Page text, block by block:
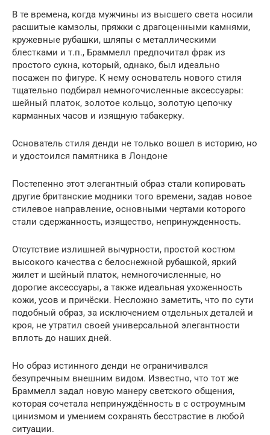
В те времена, когда мужчины из высшего света носили
расшитые камзолы, пряжки с драгоценными камнями,
кружевные рубашки, шляпы с металлическими
блестками и т.п., Браммелл предпочитал фрак из
простого сукна, который, однако, был идеально
посажен по фигуре. К нему основатель нового стиля
тщательно подбирал немногочисленные аксессуары:
шейный платок, золотое кольцо, золотую цепочку
карманных часов и изящную табакерку.
Основатель стиля денди не только вошел в историю, но
и удостоился памятника в Лондоне
Постепенно этот элегантный образ стали копировать
другие британские модники того времени, задав новое
стилевое направление, основными чертами которого
стали сдержанность, изящество, непринужденность.
Отсутствие излишней вычурности, простой костюм
высокого качества с белоснежной рубашкой, яркий
жилет и шейный платок, немногочисленные, но
дорогие аксессуары, а также идеальная ухоженность
кожи, усов и причёски. Несложно заметить, что по сути
подобный образ, за исключением отдельных деталей и
кроя, не утратил своей универсальной элегантности
вплоть до наших дней.
Но образ истинного денди не ограничивался
безупречным внешним видом. Известно, что тот же
Браммелл задал новую манеру светского общения,
которая сочетала непринуждённость в с остроумным
цинизмом и умением сохранять бесстрастие в любой
ситуации.